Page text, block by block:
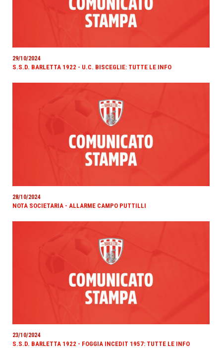
29/10/2024
S.S.D. BARLETTA 1922 - U.C. BISCEGLIE: TUTTE LE INFO
28/10/2024
NOTA SOCIETARIA - ALLARME CAMPO PUTTILLI
23/10/2024
S.S.D. BARLETTA 1922 - FOGGIA INCEDIT 1957: TUTTE LE INFO